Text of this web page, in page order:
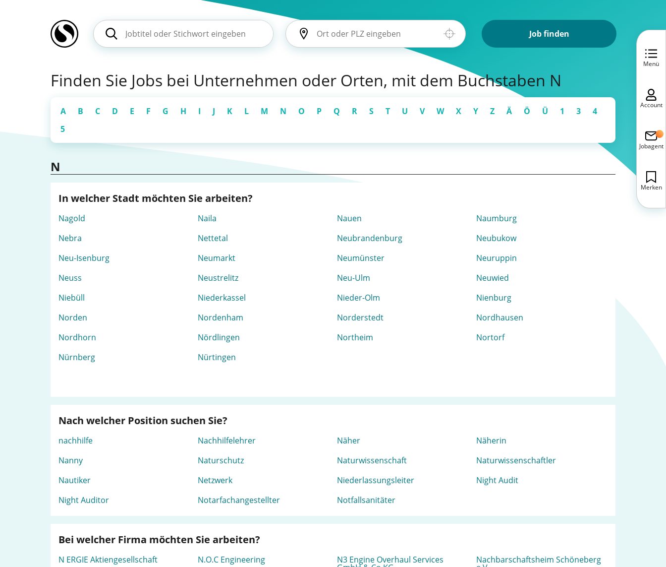
Job finden
Finden Sie Jobs bei Unternehmen oder Orten, mit dem Buchstaben N
A B C D E F G H I J K L M N O P Q R S T U V W X Y Z Ä Ö Ü 1 3
4
5
N
In welcher Stadt möchten Sie arbeiten?
Nagold Naila Nauen
Naumburg
Nebra
Nettetal Neubrandenburg
Neubukow
Neu-Isenburg
Neumarkt Neumünster
Neuruppin
Neuss
Neustrelitz Neu-Ulm
Neuwied
Niebüll
Niederkassel Nieder-Olm
Nienburg
Norden
Nordenham Norderstedt
Nordhausen
Nordhorn
Nördlingen Northeim
Nortorf
Nürnberg
Nürtingen
Nach welcher Position suchen Sie?
nachhilfe Nachhilfelehrer Näher
Näherin
Nanny
Naturschutz Naturwissenschaft
Naturwissenschaftler
Nautiker
Netzwerk Niederlassungsleiter
Night Audit
Night Auditor
Notarfachangestellter Notfallsanitäter
Bei welcher Firma möchten Sie arbeiten?
N ERGIE Aktiengesellschaft N.O.C Engineering N3 Engine Overhaul Services Nachbarschaftsheim Schöneberg
Menü
Account
Jobagent
Merken